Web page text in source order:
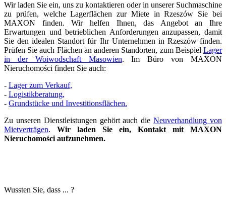
Wir laden Sie ein, uns zu kontaktieren oder in unserer Suchmaschine
zu prüfen, welche Lagerflächen zur Miete in Rzeszów Sie bei
MAXON finden. Wir helfen Ihnen, das Angebot an Ihre
Erwartungen und betrieblichen Anforderungen anzupassen, damit
Sie den idealen Standort für Ihr Unternehmen in Rzeszów finden.
Prüfen Sie auch Flächen an anderen Standorten, zum Beispiel Lager
in der Woiwodschaft Masowien. Im Büro von MAXON
Nieruchomości finden Sie auch:
- Lager zum Verkauf,
- Logistikberatung,
- Grundstücke und Investitionsflächen.
Zu unseren Dienstleistungen gehört auch dieNeuverhandlung von
Mietverträgen. Wir laden Sie ein, Kontakt mit MAXON
Nieruchomości aufzunehmen.
Wussten Sie, dass ... ?